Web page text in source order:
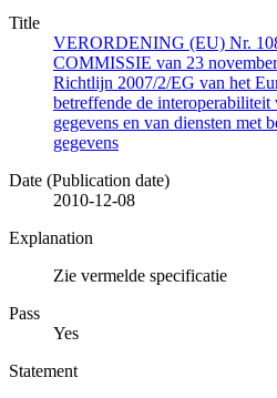
Title
VERORDENING (EU) Nr.
COMMISSIE van 23
Richtlijn 2007/2/EG van het
betreffende de
gegevens en van diensten met
gegevens
Date (Publication date)
2010-12-08
Explanation
Zie vermelde specificatie
Pass
Yes
Statement